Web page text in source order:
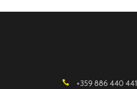
+359 886 440 441